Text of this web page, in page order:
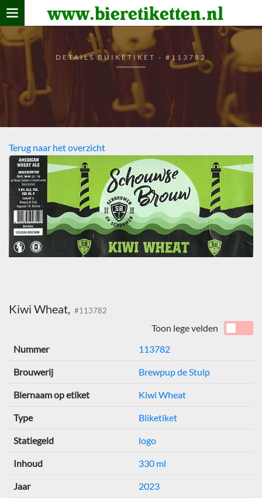
www.bieretiketten.nl
Home
verzamelen
De bierkaart
Bezoekers
DETAILS BUIKETIKET - #113782
Terug naar het overzicht
Kiwi Wheat, #113782
Toon lege velden
Nummer
113782
Brouwerij Brewpup de Stulp
Biernaam op etiket Kiwi Wheat
Type Bliketiket
Statiegeld logo
Inhoud 330 ml
Jaar 2023